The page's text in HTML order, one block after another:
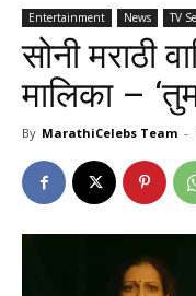
Entertainment News TV
सोनी मराठी
मालिका –
By MarathiCelebs Team -